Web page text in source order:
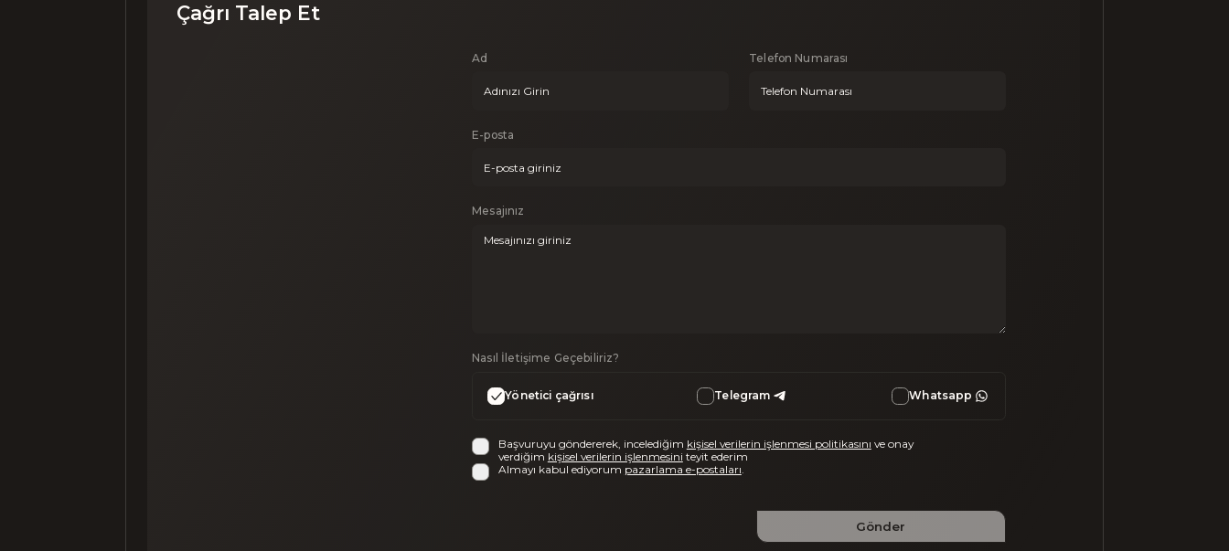
Çağrı Talep Et
Ad Telefon Numarası
E-posta
Mesajınız
Nasıl İletişime Geçebiliriz?
Yönetici çağrısı Telegram Whatsapp
Başvuruyu göndererek, incelediğim kişisel verilerin işlenmesi politikasını ve onay
verdiğim kişisel verilerin işlenmesini teyit ederim
Almayı kabul ediyorum pazarlama e-postaları
Gönder